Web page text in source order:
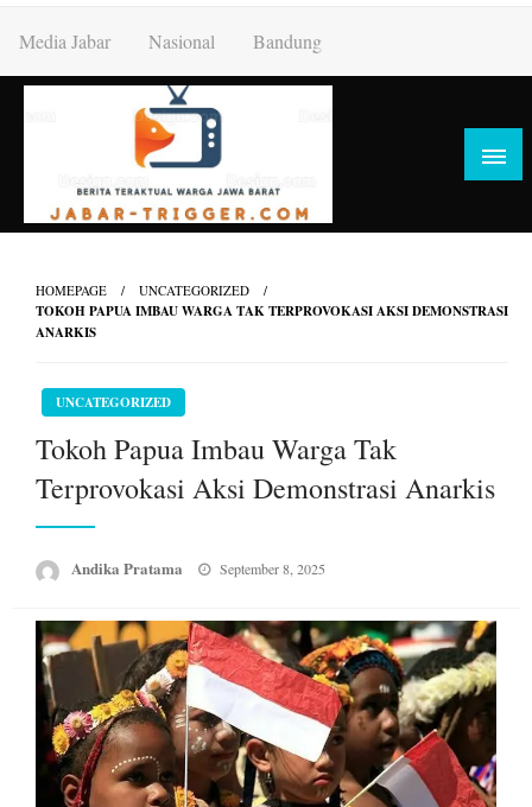
content
Media Jabar Nasional Bandung
HOMEPAGE UNCATEGORIZED
TOKOH PAPUA IMBAU WARGA TAK TERPROVOKASI AKSI DEMONSTRASI
ANARKIS
UNCATEGORIZED
Tokoh Papua Imbau Warga Tak
Terprovokasi Aksi Demonstrasi Anarkis
Andika Pratama
Posted
September 8, 2025